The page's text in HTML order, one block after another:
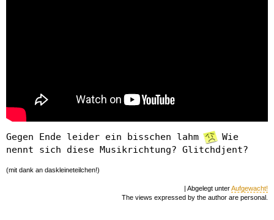
Gegen Ende leider ein bisschen lahm
Wie
nennt sich diese Musikrichtung? Glitchdjent?
(mit dank an daskleineteilchen!)
| Abgelegt unterAufgewacht!
The views expressed by the author are personal.